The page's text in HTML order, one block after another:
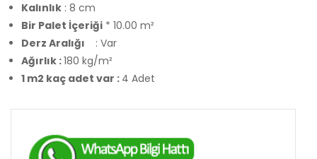
Kalınlık : 8 cm
Bir Palet İçeriği * 10.00 m²
Derz Aralığı
: Var
Ağırlık :180 kg/m²
1 m2 kaç adet var : 4 Adet